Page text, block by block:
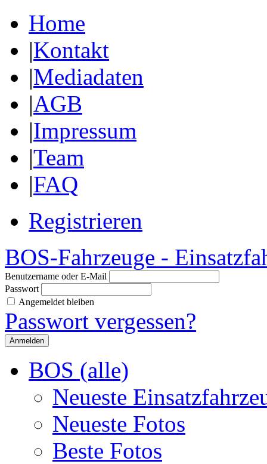
Home
|Kontakt
|Mediadaten
|AGB
|Impressum
|Team
|FAQ
Registrieren
BOS-Fahrzeuge -
Benutzername oder E-Mail
Passwort
Angemeldet bleiben
Passwort vergessen?
BOS (alle)
Neueste
Neueste Fotos
Beste Fotos